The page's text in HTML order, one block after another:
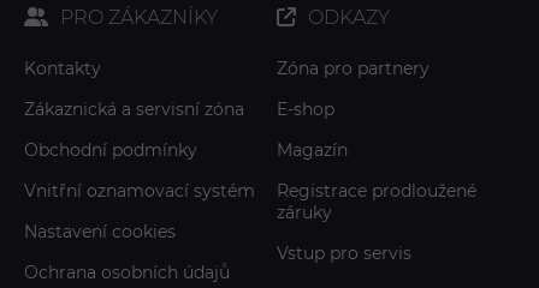
PRO ZÁKAZNÍKY
Kontakty
Zákaznická a servisní zóna
Obchodní podmínky
Vnitřní oznamovací systém
Nastavení cookies
Ochrana osobních údajů
ODKAZY
Zóna pro partnery
E-shop
Magazín
Registrace prodloužené
záruky
Vstup pro servis